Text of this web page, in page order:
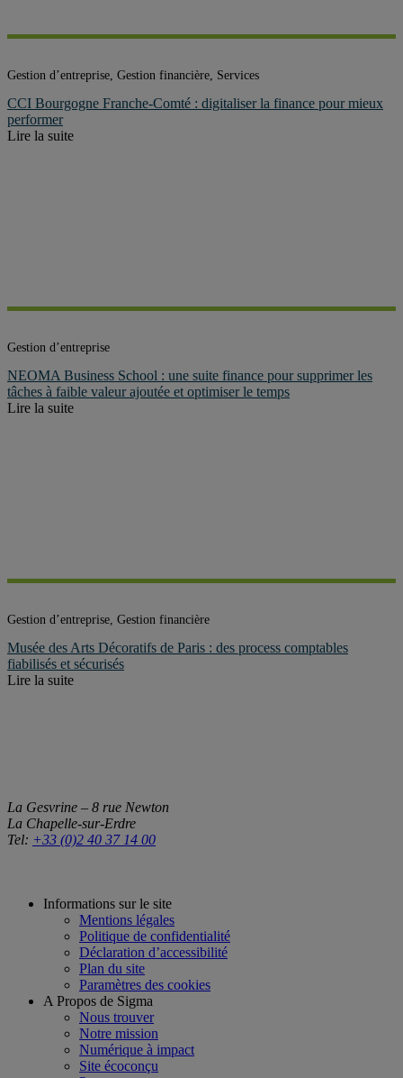
Gestion d’entreprise, Gestion financière, Services
CCI Bourgogne Franche-Comté : digitaliser la finance pour mieux
performer
Lire la suite
Gestion d’entreprise
NEOMA Business School : une suite finance pour supprimer les
tâches à faible valeur ajoutée et optimiser le temps
Lire la suite
Gestion d’entreprise, Gestion financière
Musée des Arts Décoratifs de Paris : des process comptables
fiabilisés et sécurisés
Lire la suite
La Gesvrine – 8 rue Newton
La Chapelle-sur-Erdre
Tel: +33 (0)2 40 37 14 00
Informations sur le site
Mentions légales
Politique de confidentialité
Déclaration d’accessibilité
Plan du site
Paramètres des cookies
A Propos de Sigma
Nous trouver
Notre mission
Numérique à impact
Site écoconçu